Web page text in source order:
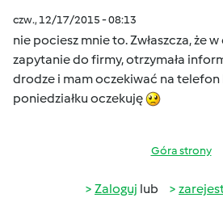
czw., 12/17/2015 - 08:13
nie pociesz mnie to. Zwłaszcza, że
zapytanie do firmy, otrzymała
drodze i mam oczekiwać na telefon
poniedziałku oczekuję
Góra strony
Zaloguj lub